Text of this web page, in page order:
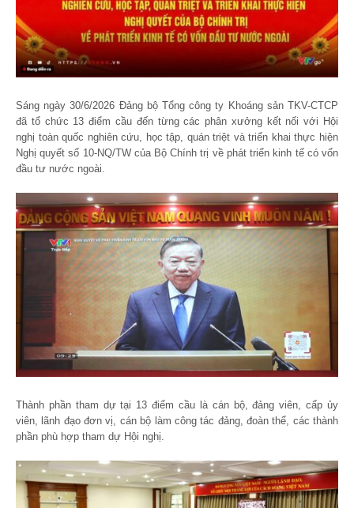
Sáng ngày 30/6/2026 Đảng bộ Tổng công ty Khoáng sản TKV-CTCP
đã tổ chức 13 điểm cầu đến từng các phân xưởng kết nối với Hội
nghị toàn quốc nghiên cứu, học tập, quán triệt và triển khai thực hiện
Nghị quyết số 10-NQ/TW của Bộ Chính trị về phát triển kinh tế có vốn
đầu tư nước ngoài.
Thành phần tham dự tại 13 điểm cầu là cán bộ, đảng viên, cấp ủy
viên, lãnh đạo đơn vị, cán bộ làm công tác đảng, đoàn thể, các thành
phần phù hợp tham dự Hội nghị.